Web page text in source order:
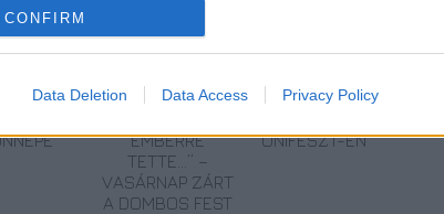
Google to enable storage related to security, including
and fraud prevention, and other user protection.
CONFIRM
Data Deletion Data Access Privacy Policy
EMBERRÉ
TETTE…” –
VASÁRNAP ZÁRT
A DOMBOS FEST
ONIFESZT-EN